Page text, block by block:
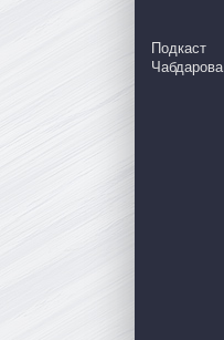
Подкаст
Чабдарова